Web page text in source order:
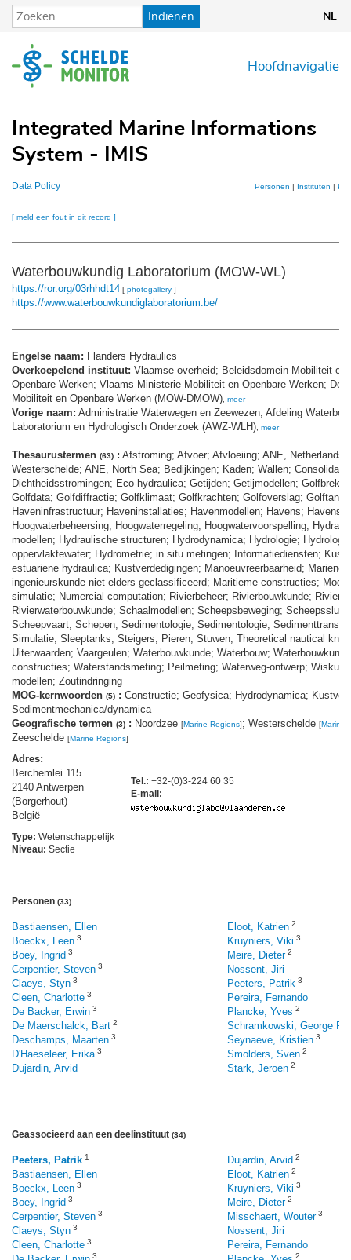
Overslaan
en
de
inhoud
Indienen NL
Hoofdnavigatie
Integrated Marine Informations
System - IMIS
Data Policy Personen | Instituten |
[ meld een fout in dit record ]
Waterbouwkundig Laboratorium (MOW-WL)
https://ror.org/03rhhdt14 [ photogallery ]
https://www.waterbouwkundiglaboratorium.be/
Engelse naam: Flanders Hydraulics
Overkoepelend instituut: Vlaamse overheid; Beleidsdomein Mobiliteit en
Openbare Werken; Vlaams Ministerie Mobiliteit en Openbare Werken;
Mobiliteit en Openbare Werken (MOW-DMOW) meer
Vorige naam: Administratie Waterwegen en Zeewezen; Afdeling
Laboratorium en Hydrologisch Onderzoek (AWZ-WLH) meer
Thesaurustermen (63) : Afstroming; Afvoer; Afvloeiing; ANE, Netherlands,
Westerschelde; ANE, North Sea; Bedijkingen; Kaden; Wallen;
Dichtheidsstromingen; Eco-hydraulica; Getijden; Getijmodellen;
Golfdata; Golfdiffractie; Golfklimaat; Golfkrachten; Golfoverslag;
Haveninfrastructuur; Haveninstallaties; Havenmodellen; Havens;
Hoogwaterbeheersing; Hoogwaterregeling; Hoogwatervoorspelling;
modellen; Hydraulische structuren; Hydrodynamica; Hydrologie;
oppervlaktewater; Hydrometrie; in situ metingen; Informatiediensten; Kust-
estuariene hydraulica; Kustverdedigingen; Manoeuvreerbaarheid; Mariene
ingenieurskunde niet elders geclassificeerd; Maritieme constructies;
simulatie; Numercial computation; Rivierbeheer; Rivierbouwkunde;
Rivierwaterbouwkunde; Schaalmodellen; Scheepsbeweging;
Scheepvaart; Schepen; Sedimentologie; Sedimentologie;
Simulatie; Sleeptanks; Steigers; Pieren; Stuwen; Theoretical nautical
Uiterwaarden; Vaargeulen; Waterbouwkunde; Waterbouw;
constructies; Waterstandsmeting; Peilmeting; Waterweg-ontwerp;
modellen; Zoutindringing
MOG-kernwoorden (5) : Constructie; Geofysica; Hydrodynamica;
Sedimentmechanica/dynamica
Geografische termen (3) : Noordzee [Marine Regions]; Westerschelde [Marine
Zeeschelde [Marine Regions]
Adres:
Berchemlei 115
2140 Antwerpen
(Borgerhout)
België
Tel.: +32-(0)3-224 60 35
E-mail:
Type: Wetenschappelijk
Niveau: Sectie
Personen (33)
Bastiaensen, Ellen
Boeckx, Leen 3
Boey, Ingrid 3
Cerpentier, Steven 3
Claeys, Styn 3
Cleen, Charlotte 3
De Backer, Erwin 3
De Maerschalck, Bart 2
Deschamps, Maarten 3
D'Haeseleer, Erika 3
Dujardin, Arvid
Eloot, Katrien 2
Kruyniers, Viki 3
Meire, Dieter 2
Nossent, Jiri
Peeters, Patrik 3
Pereira, Fernando
Plancke, Yves 2
Schramkowski, George P.
Seynaeve, Kristien 3
Smolders, Sven 2
Stark, Jeroen 2
Geassocieerd aan een deelinstituut (34)
Peeters, Patrik 1
Bastiaensen, Ellen
Boeckx, Leen 3
Boey, Ingrid 3
Cerpentier, Steven 3
Claeys, Styn 3
Cleen, Charlotte 3
3
Dujardin, Arvid 2
Eloot, Katrien 2
Kruyniers, Viki 3
Meire, Dieter 2
Misschaert, Wouter 3
Nossent, Jiri
Pereira, Fernando
2